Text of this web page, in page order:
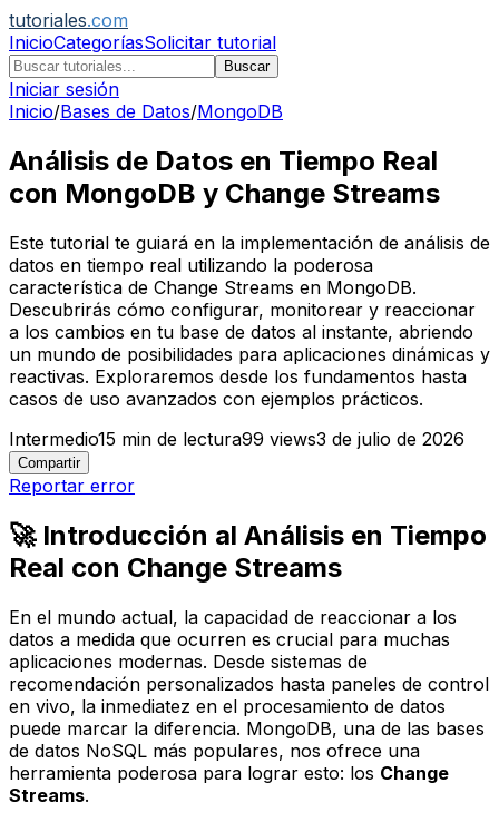
tutoriales.com
InicioCategoríasSolicitar tutorial
Buscar
Iniciar sesión
Inicio/Bases de Datos/MongoDB
Análisis de Datos en Tiempo Real
con MongoDB y Change Streams
Este tutorial te guiará en la implementación de análisis de
datos en tiempo real utilizando la poderosa
característica de Change Streams en MongoDB.
Descubrirás cómo configurar, monitorear y reaccionar
a los cambios en tu base de datos al instante, abriendo
un mundo de posibilidades para aplicaciones dinámicas y
reactivas. Exploraremos desde los fundamentos hasta
casos de uso avanzados con ejemplos prácticos.
Intermedio15 min de lectura99 views3 de julio de 2026
Compartir
Reportar error
🚀 Introducción al Análisis en Tiempo
Real con Change Streams
En el mundo actual, la capacidad de reaccionar a los
datos a medida que ocurren es crucial para muchas
aplicaciones modernas. Desde sistemas de
recomendación personalizados hasta paneles de control
en vivo, la inmediatez en el procesamiento de datos
puede marcar la diferencia. MongoDB, una de las bases
de datos NoSQL más populares, nos ofrece una
herramienta poderosa para lograr esto: los Change
Streams.